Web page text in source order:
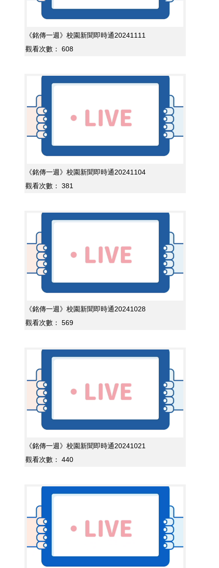
《銘傳一週》校園新聞即時通20241111
觀看次數：
608
《銘傳一週》校園新聞即時通20241104
觀看次數：
381
《銘傳一週》校園新聞即時通20241028
觀看次數：
569
《銘傳一週》校園新聞即時通20241021
觀看次數：
440